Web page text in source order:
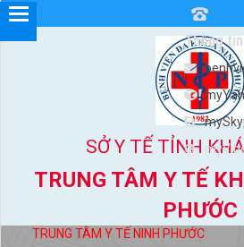
SỞ Y TẾ TỈNH
TRUNG TÂM Y TẾ
PHƯỚC
TRUNG TÂM Y TẾ NINH PHƯỚC
Thông